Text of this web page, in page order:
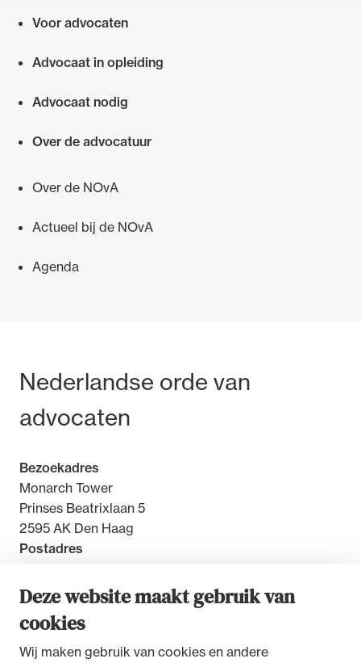
Deze website maakt gebruik van
cookies
Wij maken gebruik van cookies en andere
Voor advocaten
Advocaat in opleiding
Advocaat nodig
Over de advocatuur
Over de NOvA
Actueel bij de NOvA
Agenda
Bezoek- en postadres
Nederlandse orde van
advocaten
Bezoekadres
Monarch Tower
Prinses Beatrixlaan 5
2595 AK Den Haag
Postadres
2500 GW Den Haag
advocatuur (Roda).
beroepsuitoefening: van de advocatenpas tot
geheimhoudernummers.